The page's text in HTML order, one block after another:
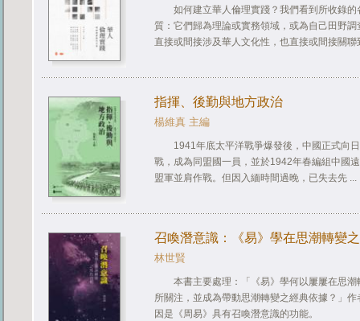
如何建立華人倫理實踐？我們看到所收錄的
質：它們歸為理論或實務領域，或為自己田野
直接或間接涉及華人文化性，也直接或間接關聯
指揮、後勤與地方政治
楊維真 主編
1941年底太平洋戰爭爆發後，中國正式向日
戰，成為同盟國一員，並於1942年春編組中國
盟軍並肩作戰。但因入緬時間過晚，已失去先 ...
召喚潛意識：《易》學在思潮轉變
林世賢
本書主要處理：「《易》學何以屢屢在思潮
所關注，並成為帶動思潮轉變之經典依據？」
因是《周易》具有召喚潛意識的功能。